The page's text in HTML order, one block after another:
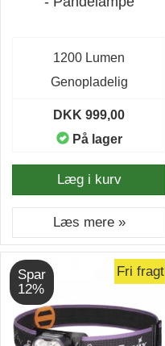
1200 Lumen
Genopladelig
DKK 999,00
På lager
Læg i kurv
Læs mere »
Spar
12%
Fri fragt